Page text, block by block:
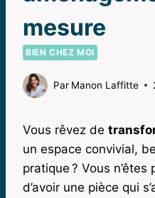
mesure
BIEN CHEZ MOI
Par Manon Laffitte
Vous rêvez de
un espace convivial,
pratique ? Vous
d’avoir une pièce qui